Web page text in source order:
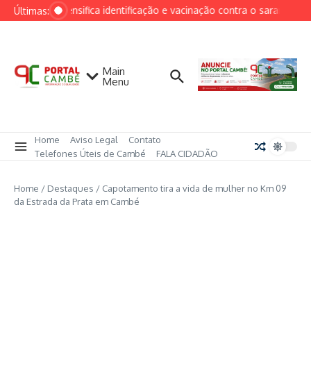
Ir para o conteúdo
Últimas:
Cambé intensifica identificação e vacinação contra o sarampo
Main
Menu
Home Aviso Legal
Contato
Telefones Úteis de Cambé
FALA CIDADÃO
Home / Destaques / Capotamento tira a vida de mulher no Km 09
da Estrada da Prata em Cambé